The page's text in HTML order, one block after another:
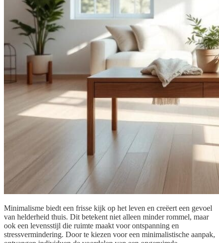
Minimalisme biedt een frisse kijk op het leven en creëert een gevoel
van helderheid thuis. Dit betekent niet alleen minder rommel, maar
ook een levensstijl die ruimte maakt voor ontspanning en
stressvermindering. Door te kiezen voor een minimalistische aanpak,